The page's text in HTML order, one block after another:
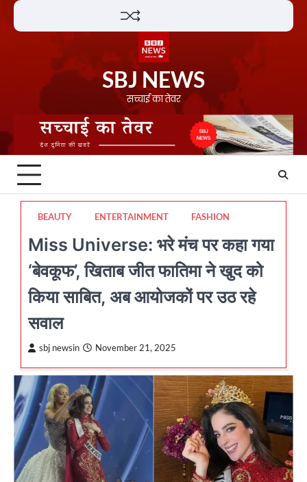
Skip
SBJ NEWS
सच्चाई का तेवर
BEAUTY ENTERTAINMENT FASHION
Miss Universe: भरे मंच पर कहा गया
‘बेवकूफ’, खिताब जीत फातिमा ने खुद को
किया साबित, अब आयोजकों पर उठ रहे
सवाल
sbj newsin November 21, 2025